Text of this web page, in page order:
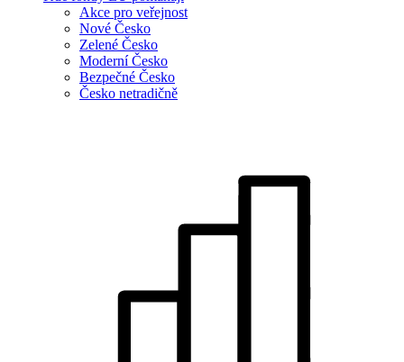
Akce pro veřejnost
Nové Česko
Zelené Česko
Moderní Česko
Bezpečné Česko
Česko netradičně